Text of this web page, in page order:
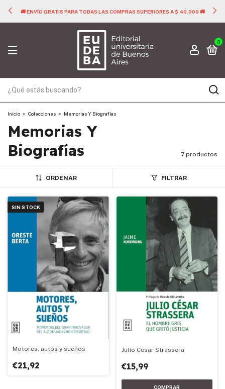
🚚 ENVÍO GRATIS PARA TODAS LAS COMPRAS SUPERIORES A $ 40.000 🚚
0
Inicio > Colecciones > Memorias Y Biografías
Memorias Y
Biografías
7 productos
ORDENAR FILTRAR
SIN STOCK
Motores, autos y sueños
€21,92
Julio Cesar Strassera
€15,99